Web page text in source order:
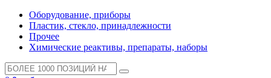
Оборудование, приборы
Пластик, стекло, принадлежности
Прочее
Химические реактивы, препараты, наборы